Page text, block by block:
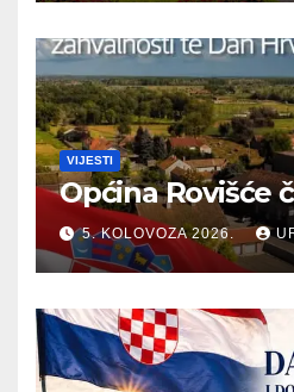
VIJESTI
Općina Rovišće
5. KOLOVOZA 2026.